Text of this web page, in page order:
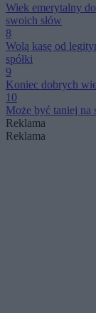
Wiek emerytalny do
swoich słów
8
Wolą kasę od
spółki
9
Koniec dobrych
10
Może być taniej na
Reklama
Reklama